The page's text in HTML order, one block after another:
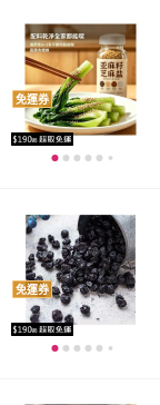
免運券
免運券